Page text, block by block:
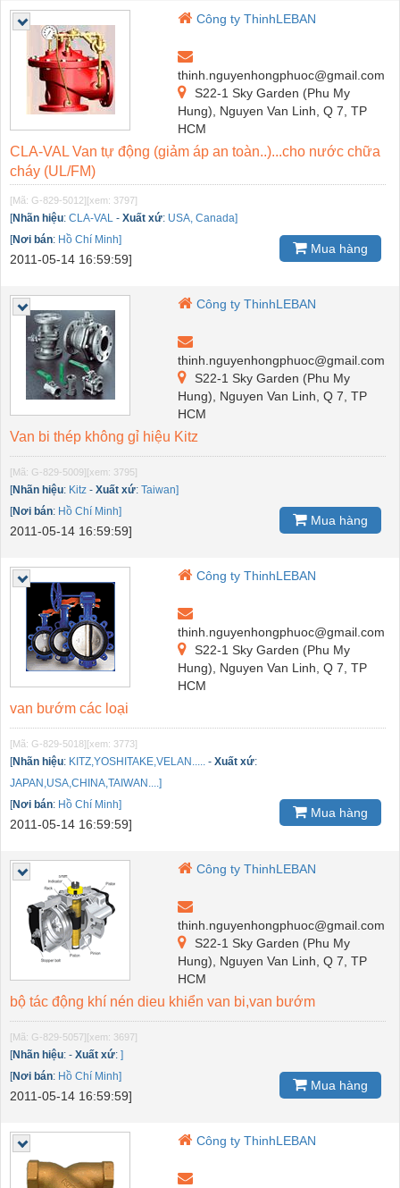
Công ty ThinhLEBAN
thinh.nguyenhongphuoc@gmail.com
S22-1 Sky Garden (Phu My
Hung), Nguyen Van Linh, Q 7, TP
HCM
CLA-VAL Van tự động (giảm áp an toàn..)...cho nước chữa
cháy (UL/FM)
[Mã: G-829-5012][xem: 3797]
[Nhãn hiệu: CLA-VAL - Xuất xứ: USA, Canada]
[Nơi bán: Hồ Chí Minh]
2011-05-14 16:59:59]
Mua hàng
Công ty ThinhLEBAN
thinh.nguyenhongphuoc@gmail.com
S22-1 Sky Garden (Phu My
Hung), Nguyen Van Linh, Q 7, TP
HCM
Van bi thép không gỉ hiệu Kitz
[Mã: G-829-5009][xem: 3795]
[Nhãn hiệu: Kitz - Xuất xứ: Taiwan]
[Nơi bán: Hồ Chí Minh]
2011-05-14 16:59:59]
Mua hàng
Công ty ThinhLEBAN
thinh.nguyenhongphuoc@gmail.com
S22-1 Sky Garden (Phu My
Hung), Nguyen Van Linh, Q 7, TP
HCM
van bướm các loại
[Mã: G-829-5018][xem: 3773]
[Nhãn hiệu: KITZ,YOSHITAKE,VELAN..... - Xuất xứ:
JAPAN,USA,CHINA,TAIWAN....]
[Nơi bán: Hồ Chí Minh]
2011-05-14 16:59:59]
Mua hàng
Công ty ThinhLEBAN
thinh.nguyenhongphuoc@gmail.com
S22-1 Sky Garden (Phu My
Hung), Nguyen Van Linh, Q 7, TP
HCM
bộ tác động khí nén dieu khiển van bi,van bướm
[Mã: G-829-5057][xem: 3697]
[Nhãn hiệu: - Xuất xứ: ]
[Nơi bán: Hồ Chí Minh]
2011-05-14 16:59:59]
Mua hàng
Công ty ThinhLEBAN